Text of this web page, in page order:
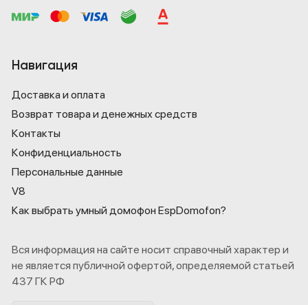
Навигация
Доставка и оплата
Возврат товара и денежных средств
Контакты
Конфиденциаль­ность
Персональные данные
V8
Как выбрать умный домофон EspDomofon?
Вся информация на сайте носит справочный характер и
не является публичной офертой, определяемой статьей
437 ГК РФ